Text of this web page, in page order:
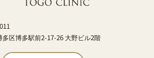
多区博多駅前2-17-26 大野ビル2階